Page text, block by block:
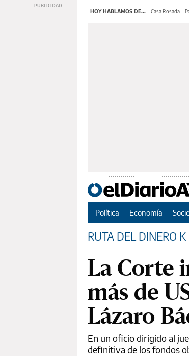
HOY HABLAMOS DE... Casa Rosada
Política Economía
RUTA DEL DINERO K
La Corte
más de
Lázaro
En un oficio dirigido al
definitiva de los fondos